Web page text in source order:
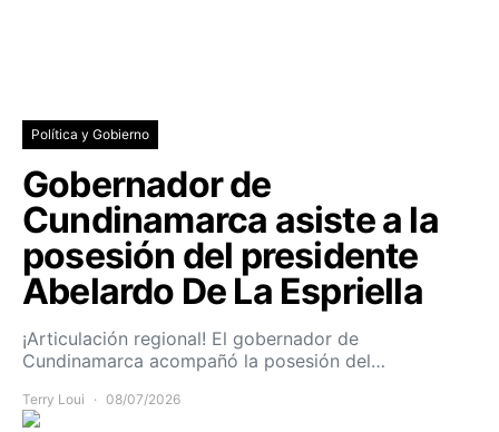
Política y Gobierno
Gobernador de
Cundinamarca asiste a la
posesión del presidente
Abelardo De La Espriella
¡Articulación regional! El gobernador de
Cundinamarca acompañó la posesión del…
Terry Loui 08/07/2026